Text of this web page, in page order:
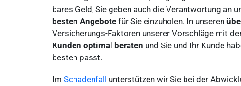
bares Geld, Sie geben auch die Verantwortung an
besten Angebote für Sie einzuholen. In unseren
Versicherungs-Faktoren unserer Vorschläge mit
Kunden optimal beraten und Sie und Ihr Kunde
besten passt.
Im Schadenfall
unterstützen wir Sie bei der